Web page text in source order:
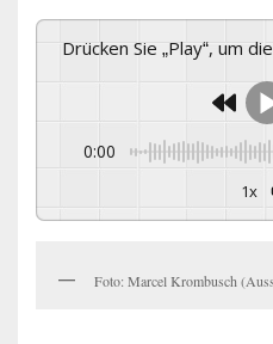
Drücken Sie „Play“, um
0:00
1x
Foto: Marcel Krombusch